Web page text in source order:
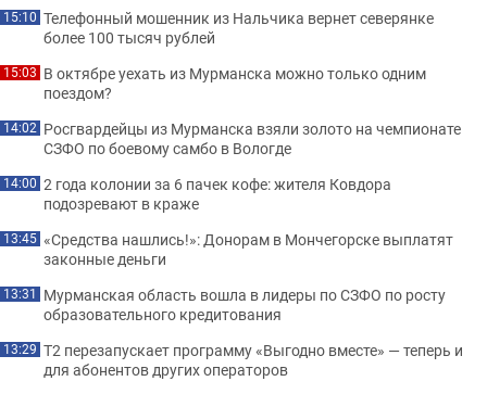
15:10 Телефонный мошенник из Нальчика вернет северянке
более 100 тысяч рублей
15:03 В октябре уехать из Мурманска можно только одним
поездом?
14:02 Росгвардейцы из Мурманска взяли золото на чемпионате
СЗФО по боевому самбо в Вологде
14:00 2 года колонии за 6 пачек кофе: жителя Ковдора
подозревают в краже
13:45 «Средства нашлись!»: Донорам в Мончегорске выплатят
законные деньги
13:31 Мурманская область вошла в лидеры по СЗФО по росту
образовательного кредитования
13:29 Т2 перезапускает программу «Выгодно вместе» — теперь и
для абонентов других операторов